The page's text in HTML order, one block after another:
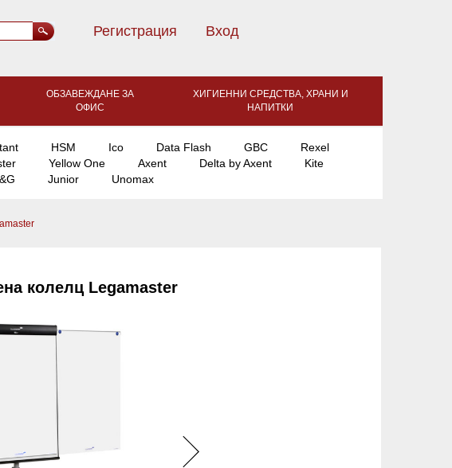
Регистрация Вход
ОБЗАВЕЖДАНЕ ЗА
ОФИС
ХИГИЕННИ СРЕДСТВА, ХРАНИ И
НАПИТКИ
HSM Ico Data Flash GBC
Rexel
Yellow One Axent Delta by Axent
Kite
Junior Unomax
колелц Legamaster